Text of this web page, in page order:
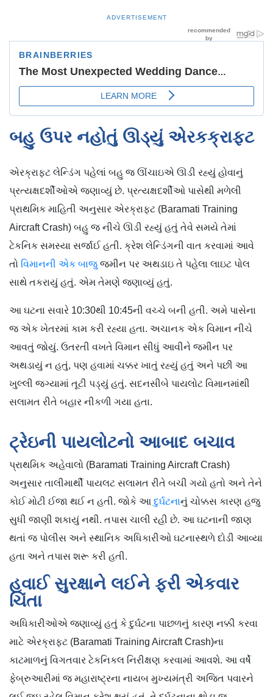
ADVERTISEMENT
બહુ ઉપર નહોતું ઊડ્યું એરકક્રાફ્ટ
એરક્રાફ્ટ લેન્ડિંગ પહેલાં બહુ જ ઊંચાઇએ ઊડી રહ્યું હોવાનું
પ્રત્યક્ષદર્શીઓએ જણાવ્યું છે. પ્રત્યક્ષદર્શીઓ પાસેથી મળેલી
પ્રાથમિક માહિતી અનુસાર એરક્રાફ્ટ (Baramati Training
Aircraft Crash) બહુ જ નીચે ઊડી રહ્યું હતું તેવે સમયે તેમાં
ટેકનિક સમસ્યા સર્જાઈ હતી. ક્રેશ લેન્ડિંગની વાત કરવામાં આવે
તો વિમાનની એક બાજુ જમીન પર અથડાઇ તે પહેલા લાઇટ પોલ
સાથે તકરાયું હતું. એમ તેમણે જણાવ્યું હતું.
આ ઘટના સવારે 10:30થી 10:45ની વચ્ચે બની હતી. અમે પાસેના
જ એક ખેતરમાં કામ કરી રહ્યા હતા. અચાનક એક વિમાન નીચે
આવતું જોયું. ઉતરતી વખતે વિમાન સીધું આવીને જમીન પર
અથડાયું ન હતું, પણ હવામાં ચક્કર ખાતું રહ્યું હતું અને પછી આ
ખુલ્લી જગ્યામાં તૂટી પડ્યું હતું. સદનસીબે પાયલોટ વિમાનમાંથી
સલામત રીતે બહાર નીકળી ગયા હતા.
ટ્રેઇની પાયલોટનો આબાદ બચાવ
પ્રાથમિક અહેવાલો (Baramati Training Aircraft Crash)
અનુસાર તાલીમાર્થી પાયલટ સલામત રીતે બચી ગયો હતો અને તેને
કોઈ મોટી ઈજા થઈ ન હતી. જોકે આ દુર્ઘટનાનું ચોક્કસ કારણ હજુ
સુધી જાણી શકાયું નથી. તપાસ ચાલી રહી છે. આ ઘટનાની જાણ
થતાં જ પોલીસ અને સ્થાનિક અધિકારીઓ ઘટનાસ્થળે દોડી આવ્યા
હતા અને તપાસ શરૂ કરી હતી.
હવાઈ સુરક્ષાને લઈને ફરી એકવાર
ચિંતા
અધિકારીઓએ જણાવ્યું હતું કે દુર્ઘટના પાછળનું કારણ નક્કી કરવા
માટે એરક્રાફ્ટ (Baramati Training Aircraft Crash)ના
કાટમાળનું વિગતવાર ટેકનિકલ નિરીક્ષણ કરવામાં આવશે. આ વર્ષે
ફેબ્રુઆરીમાં જ મહારાષ્ટ્રના નાયબ મુખ્યમંત્રી અજિત પવારને